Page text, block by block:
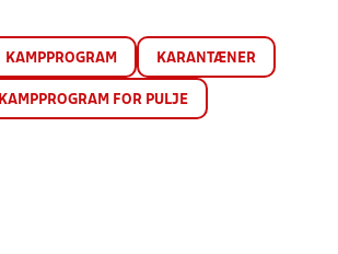
KAMPPROGRAM KARANTÆNER
KAMPPROGRAM FOR PULJE